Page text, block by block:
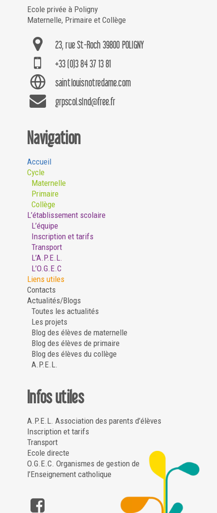
Ecole privée à Poligny
Maternelle, Primaire et Collège
23, rue St-Roch 39800 POLIGNY
+33 (0)3 84 37 13 81
saintlouisnotredame.com
grpscol.slnd@free.fr
Navigation
Accueil
Cycle
Maternelle
Primaire
Collège
L’établissement scolaire
L’équipe
Inscription et tarifs
Transport
L’A.P.E.L.
L’O.G.E.C
Liens utiles
Contacts
Actualités/Blogs
Toutes les actualités
Les projets
Blog des élèves de maternelle
Blog des élèves de primaire
Blog des élèves du collège
A.P.E.L.
Infos utiles
A.P.E.L. Association des parents d’élèves
Inscription et tarifs
Transport
Ecole directe
O.G.E.C. Organismes de gestion de
l’Enseignement catholique